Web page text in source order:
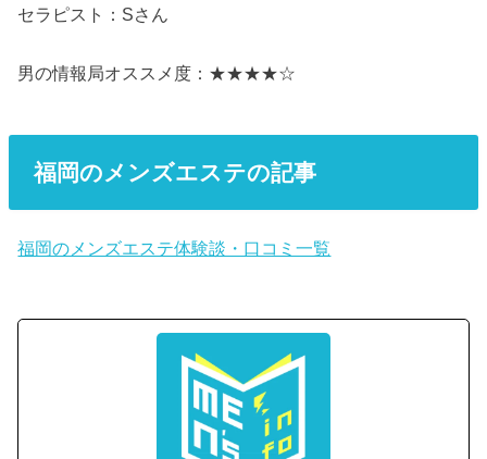
セラピスト：Sさん
男の情報局オススメ度：★★★★☆
福岡のメンズエステの記事
福岡のメンズエステ体験談・口コミ一覧